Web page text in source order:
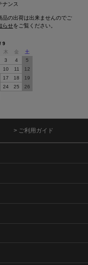
ナンス
品の出荷は出来ませんのでご
らせをご覧ください。
9
木 金
土
3 4
5
10 11
12
17 18
19
24 25
26
> ご利用ガイド